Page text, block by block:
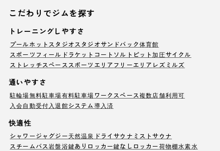
こだわりでジムを探す
トレーニングしやすさ
プールホットスタジオ スタジオサンドバック体育館
スポーツフィールド ラケットコート ソルトピット加圧サイクル
ストレッチスペース スポーツエリア フリーエリア レズミルズ
通いやすさ
駐輪場無料駐車場有料駐車場ワークスペース複数店舗利用可
入会自動受付 入退館システム導入済
快適性
シャワージャグジー天然温泉 ドライサウナ ミストサウナ
スチームバス岩盤浴鍵ありロッカー鍵なしロッカー荷物棚水素水